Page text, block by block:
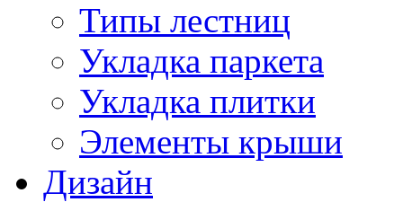
Типы лестниц
Укладка паркета
Укладка плитки
Элементы крыши
Дизайн